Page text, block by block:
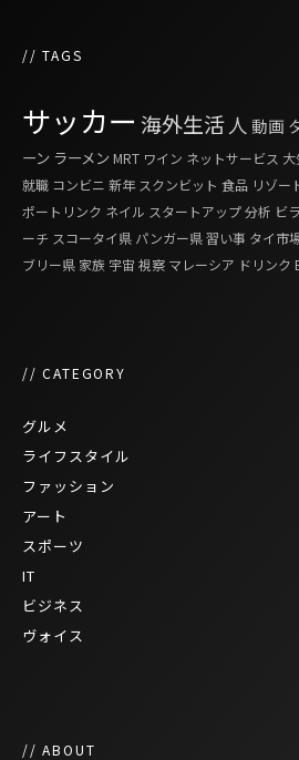
// TAGS
サッカー 海外生活 人 動画
ーン ラーメンMRT ワイン ネットサービス
就職 コンビニ 新年 スクンビット 食品 リゾー
ポートリンク ネイル スタートアップ分析 ビラ
ーチ スコータイ県 パンガー県習い事 タイ市
ブリー県 家族 宇宙 視察 マレーシア ドリンク
// CATEGORY
グルメ
ライフスタイル
ファッション
アート
スポーツ
IT
ビジネス
ヴォイス
// ABOUT